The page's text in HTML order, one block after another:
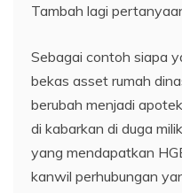
Tambah lagi
Sebagai contoh siapa
bekas asset rumah
berubah menjadi
di kabarkan di duga
yang mendapatkan
kanwil perhubungan